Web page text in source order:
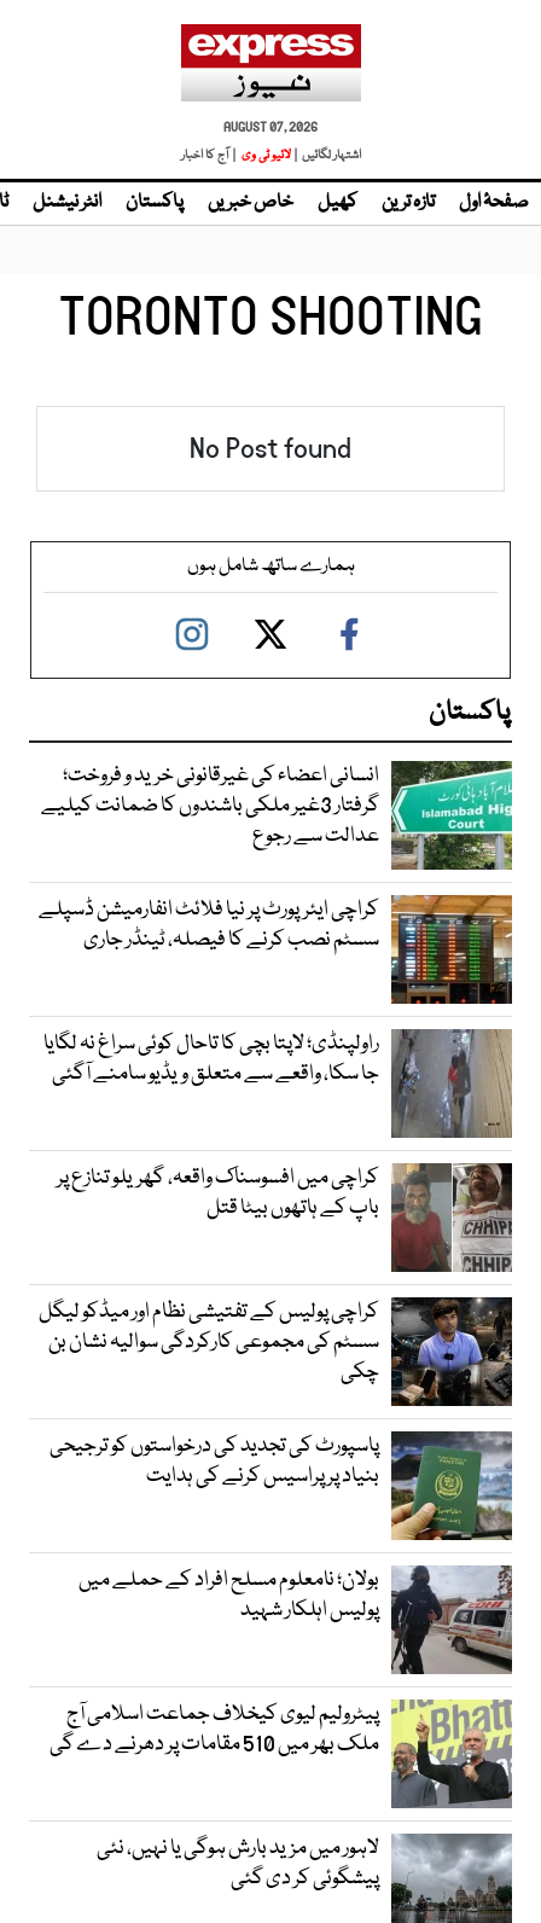
AUGUST 07, 2026
اشتہار لگائیں | لائیو ٹی وی | آج کا اخبار
صفحۂ اول تازہ ترین کھیل خاص خبریں پاکستان انٹر نیشنل
TORONTO SHOOTING
No Post found
ہمارے ساتھ شامل ہوں
پاکستان
انسانی اعضاء کی غیرقانونی خرید و فروخت؛
گرفتار 3غیر ملکی باشندوں کا ضمانت کیلیے
عدالت سے رجوع
کراچی ایئرپورٹ پر نیا فلائٹ انفارمیشن ڈسپلے
سسٹم نصب کرنے کا فیصلہ، ٹینڈر جاری
راولپنڈی؛ لاپتا بچی کا تاحال کوئی سراغ نہ لگایا
جا سکا، واقعے سے متعلق ویڈیو سامنے آگئی
کراچی میں افسوسناک واقعہ، گھریلو تنازع پر
باپ کے ہاتھوں بیٹا قتل
کراچی پولیس کے تفتیشی نظام اور میڈکو لیگل
سسٹم کی مجموعی کارکردگی سوالیہ نشان بن
چکی
پاسپورٹ کی تجدید کی درخواستوں کو ترجیحی
بنیاد پر پراسیس کرنے کی ہدایت
بولان؛ نامعلوم مسلح افراد کے حملے میں
پولیس اہلکار شہید
پیٹرولیم لیوی کیخلاف جماعت اسلامی آج
ملک بھر میں 510 مقامات پر دھرنے دے گی
لاہور میں مزید بارش ہوگی یا نہیں، نئی
پیشگوئی کر دی گئی